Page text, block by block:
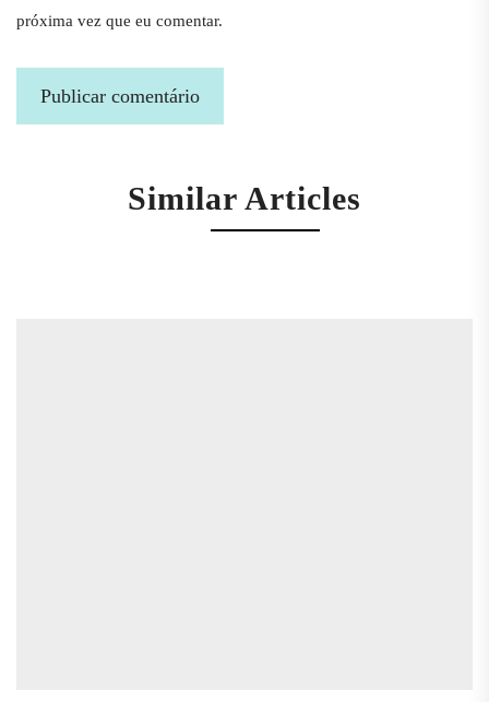
próxima vez que eu comentar.
Similar Articles